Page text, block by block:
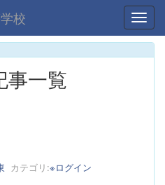
校
事一覧
カテゴリ:※ログイン